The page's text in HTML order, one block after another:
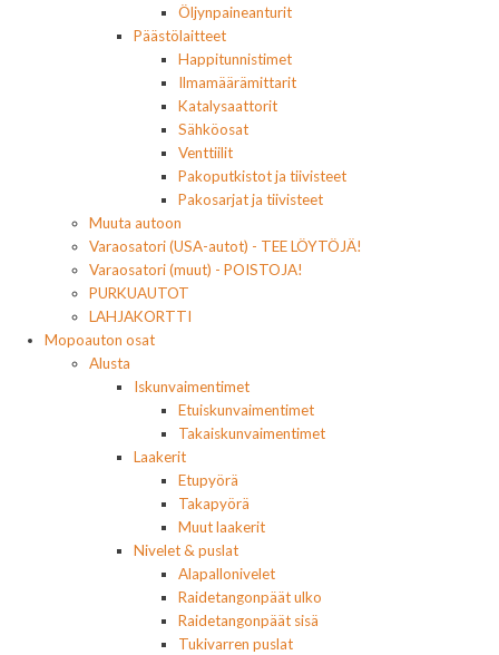
Öljynpaineanturit
Päästölaitteet
Happitunnistimet
Ilmamäärämittarit
Katalysaattorit
Sähköosat
Venttiilit
Pakoputkistot ja tiivisteet
Pakosarjat ja tiivisteet
Muuta autoon
Varaosatori (USA-autot) - TEE LÖYTÖJÄ!
Varaosatori (muut) - POISTOJA!
PURKUAUTOT
LAHJAKORTTI
Mopoauton osat
Alusta
Iskunvaimentimet
Etuiskunvaimentimet
Takaiskunvaimentimet
Laakerit
Etupyörä
Takapyörä
Muut laakerit
Nivelet & puslat
Alapallonivelet
Raidetangonpäät ulko
Raidetangonpäät sisä
Tukivarren puslat